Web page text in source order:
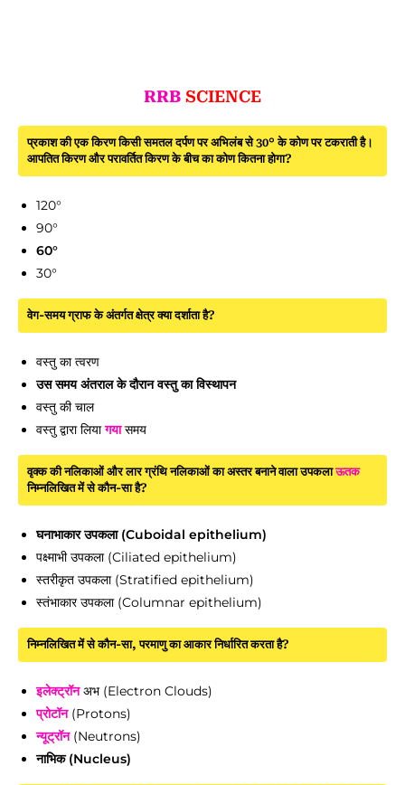
RRB SCIENCE
प्रकाश की एक किरण किसी समतल दर्पण पर अभिलंब से 30° के कोण पर टकराती है।
आपतित किरण और परावर्तित किरण के बीच का कोण कितना होगा?
120°
90°
60°
30°
वेग-समय ग्राफ के अंतर्गत क्षेत्र क्या दर्शाता है?
वस्तु का त्वरण
उस समय अंतराल के दौरान वस्तु का विस्थापन
वस्तु की चाल
वस्तु द्वारा लियागयासमय
वृक्क की नलिकाओं और लार ग्रंथि नलिकाओं का अस्तर बनाने वाला उपकलाऊतक
निम्नलिखित में से कौन-सा है?
घनाभाकार उपकला (Cuboidal epithelium)
पक्ष्माभी उपकला (Ciliated epithelium)
स्तरीकृत उपकला (Stratified epithelium)
स्तंभाकार उपकला (Columnar epithelium)
निम्नलिखित में से कौन-सा, परमाणु का आकार निर्धारित करता है?
इलेक्ट्रॉनअभ (Electron Clouds)
प्रोटॉन(Protons)
न्यूट्रॉन(Neutrons)
नाभिक (Nucleus)